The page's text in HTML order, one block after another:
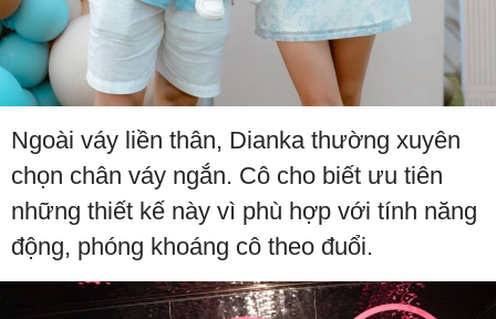
Ngoài váy liền thân, Dianka thường xuyên
chọn chân váy ngắn. Cô cho biết ưu tiên
những thiết kế này vì phù hợp với tính năng
động, phóng khoáng cô theo đuổi.